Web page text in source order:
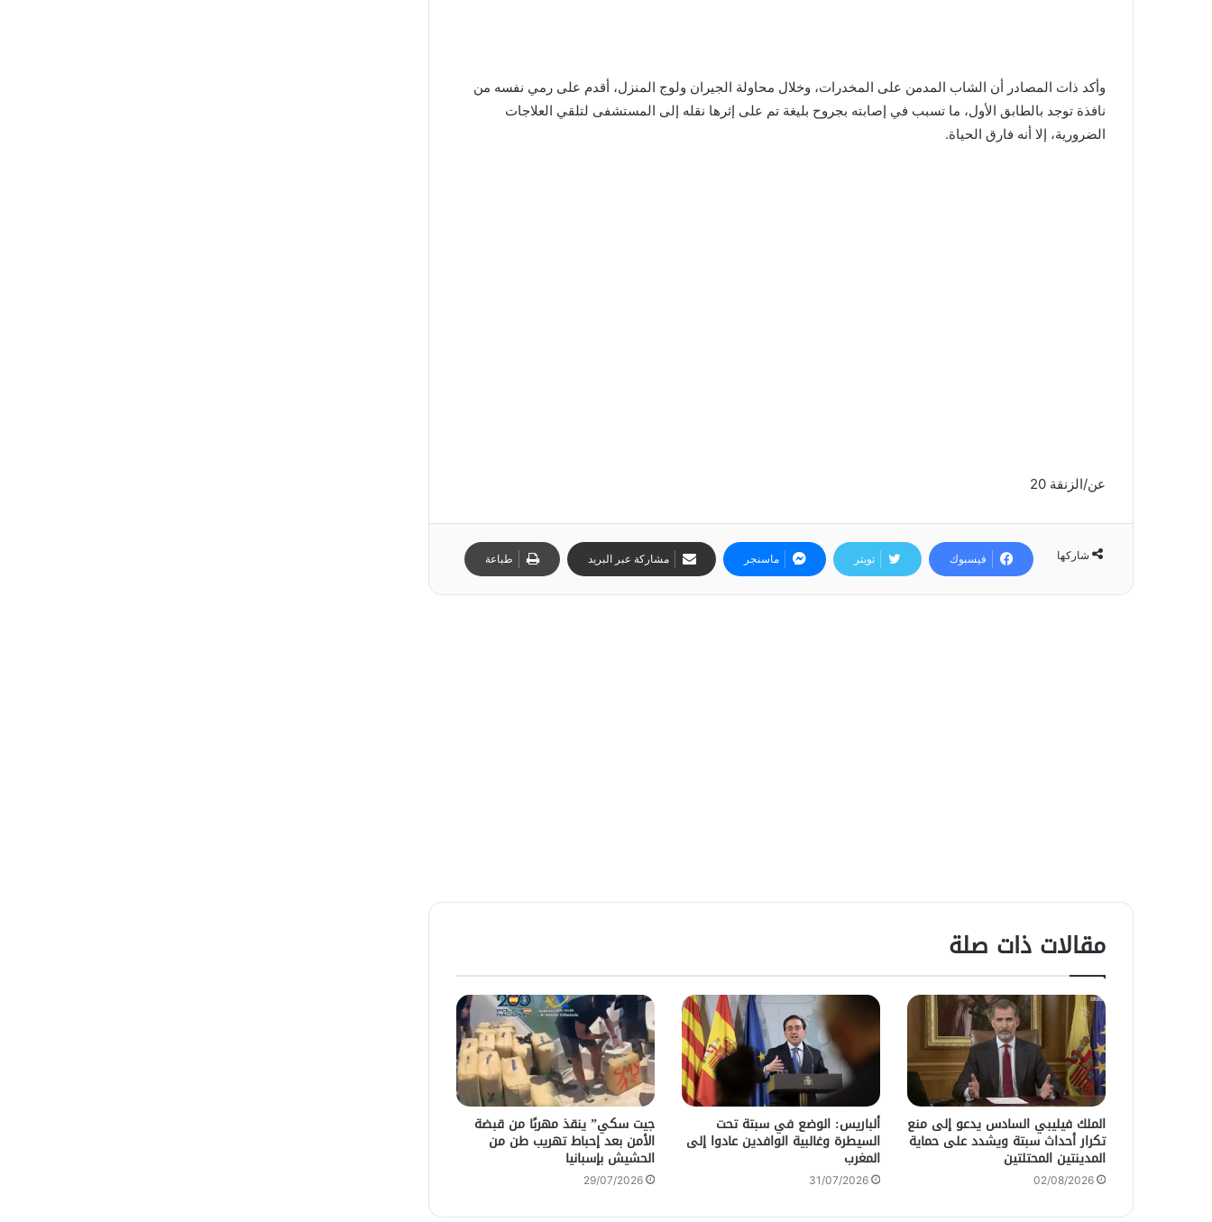
وأكد ذات المصادر أن الشاب المدمن على المخدرات، وخلال محاولة الجيران ولوج المنزل، أقدم على رمي نفسه من
نافذة توجد بالطابق الأول، ما تسبب في إصابته بجروح بليغة تم على إثرها نقله إلى المستشفى لتلقي العلاجات
الضرورية، إلا أنه فارق الحياة.
عن/الزنقة 20
شاركها فيسبوك تويتر ماسنجر مشاركة عبر البريد طباعة
مقالات ذات صلة
الملك فيليبي السادس يدعو إلى منع
تكرار أحداث سبتة ويشدد على حماية
المدينتين المحتلتين
02/08/2026
ألباريس: الوضع في سبتة تحت
السيطرة وغالبية الوافدين عادوا إلى
المغرب
31/07/2026
جيت سكي” ينقذ مهربًا من قبضة
الأمن بعد إحباط تهريب طن من
الحشيش بإسبانيا
29/07/2026